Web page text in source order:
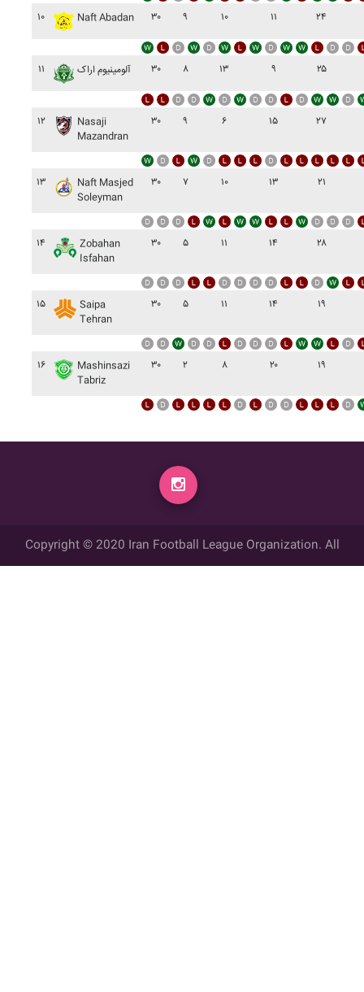
۱۰ Naft Abadan ۳۰ ۹ ۱۰ ۱۱ ۲۴
۱۱ آلومينيوم اراک ۳۰ ۸ ۱۳ ۹ ۲۵
۱۲
Nasaji
Mazandran
۳۰ ۹ ۶ ۱۵ ۲۷
۱۳
Naft Masjed
Soleyman
۳۰ ۷ ۱۰ ۱۳ ۲۱
۱۴
Zobahan
Isfahan
۳۰ ۵ ۱۱ ۱۴ ۲۸
۱۵
Saipa
Tehran
۳۰ ۵ ۱۱ ۱۴ ۱۹
۱۶
Mashinsazi
Tabriz
۳۰ ۲ ۸ ۲۰ ۱۹
Copyright © 2020 Iran Football League Organization. All